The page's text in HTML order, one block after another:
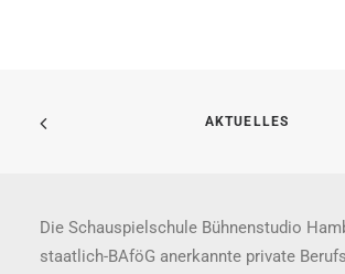
AKTUELLES
Die Schauspielschule Bühnenstudio
staatlich-BAföG anerkannte private